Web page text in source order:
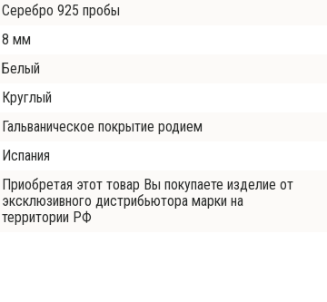
Серебро 925 пробы
8 мм
Белый
Круглый
Гальваническое покрытие родием
Испания
Приобретая этот товар Вы покупаете изделие от
эксклюзивного дистрибьютора марки на
территории РФ